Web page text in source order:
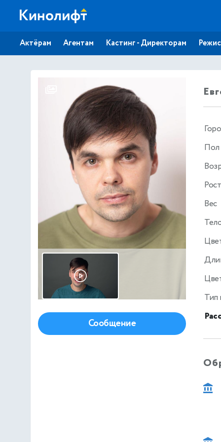
Актёрам Агентам Кастинг - Директорам
Сообщение
Пол
Рост
Вес
Тип